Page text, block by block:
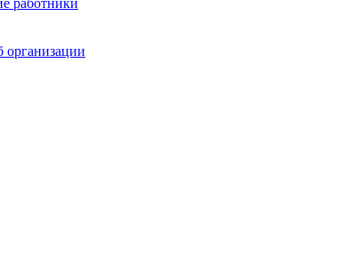
работники
организации